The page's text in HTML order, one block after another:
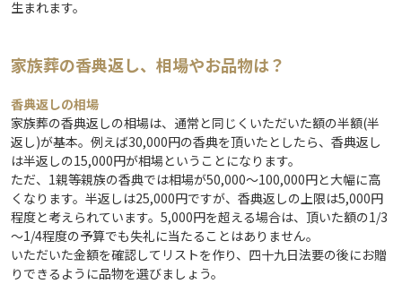
生まれます。
家族葬の香典返し、相場やお品物は？
香典返しの相場
家族葬の香典返しの相場は、通常と同じくいただいた額の半額(半
返し)が基本。例えば30,000円の香典を頂いたとしたら、香典返し
は半返しの15,000円が相場ということになります。
ただ、1親等親族の香典では相場が50,000～100,000円と大幅に高
くなります。半返しは25,000円ですが、香典返しの上限は5,000円
程度と考えられています。5,000円を超える場合は、頂いた額の1/3
～1/4程度の予算でも失礼に当たることはありません。
いただいた金額を確認してリストを作り、四十九日法要の後にお贈
りできるように品物を選びましょう。